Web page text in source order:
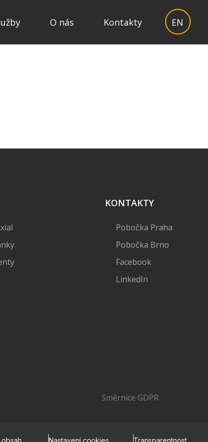
O nás Kontakty EN
KONTAKTY
Pobočka Praha
Pobočka Brno
Facebook
LinkedIn
Směrnice GDPR
Nastavení cookies Transparentnost